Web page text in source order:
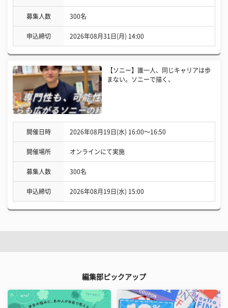
募集人数 300名
申込締切 2026年08月31日(月) 14:00
【ソニー】誰一人、同じキャリアは歩
まない。ソニーで描く、
開催日時 2026年08月19日(水) 16:00〜16:50
開催場所 オンラインにて実施
募集人数 300名
申込締切 2026年08月19日(水) 15:00
編集部ピックアップ